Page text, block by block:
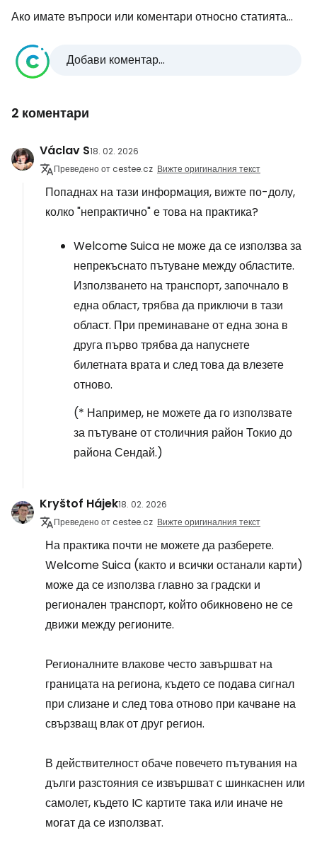
Ако имате въпроси или коментари относно статията...
Добави коментар...
2 коментари
Václav S18. 02. 2026
Преведено от cestee.cz Вижте оригиналния текст
Попаднах на тази информация, вижте по-долу,
колко "непрактично" е това на практика?
Welcome Suica не може да се използва за
непрекъснато пътуване между областите.
Използването на транспорт, започнало в
една област, трябва да приключи в тази
област. При преминаване от една зона в
друга първо трябва да напуснете
билетната врата и след това да влезете
отново.
(* Например, не можете да го използвате
за пътуване от столичния район Токио до
района Сендай.)
Kryštof Hájek18. 02. 2026
Преведено от cestee.cz Вижте оригиналния текст
На практика почти не можете да разберете.
Welcome Suica (както и всички останали карти)
може да се използва главно за градски и
регионален транспорт, който обикновено не се
движи между регионите.
Регионалните влакове често завършват на
границата на региона, където се подава сигнал
при слизане и след това отново при качване на
свързващ влак от друг регион.
В действителност обаче повечето пътувания на
дълги разстояния се извършват с шинкаснен или
самолет, където IC картите така или иначе не
могат да се използват.